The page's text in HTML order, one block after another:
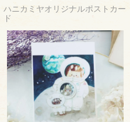
ハニカミヤオリジナルポストカー
ド